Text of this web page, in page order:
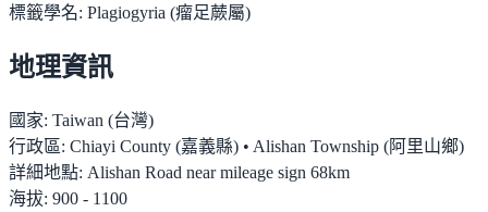
標籤學名: Plagiogyria (瘤足蕨屬)
地理資訊
國家: Taiwan (台灣)
行政區: Chiayi County (嘉義縣) • Alishan Township (阿里山鄉)
詳細地點: Alishan Road near mileage sign 68km
海拔: 900 - 1100